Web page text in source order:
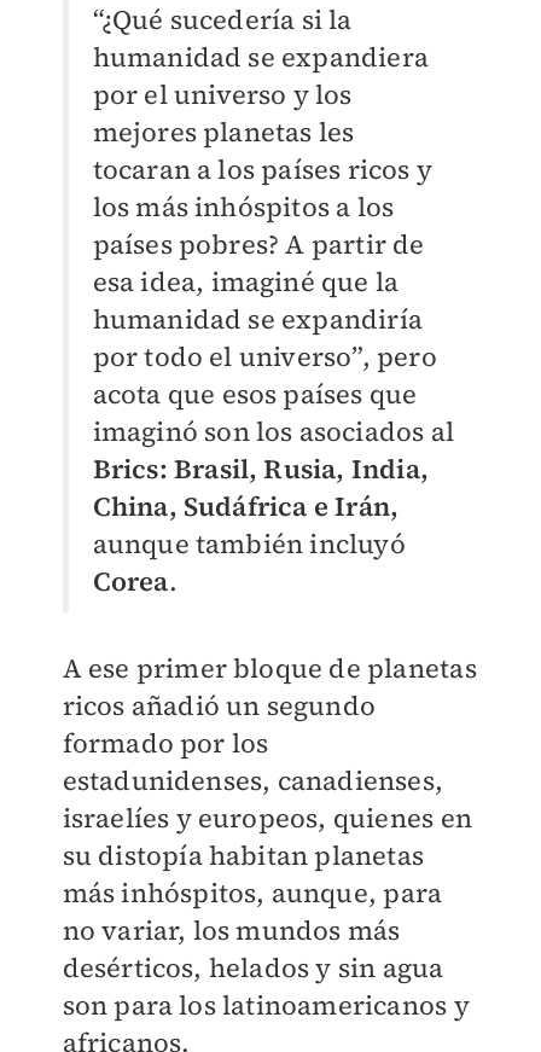
“¿Qué sucedería si la
humanidad se expandiera
por el universo y los
mejores planetas les
tocaran a los países ricos y
los más inhóspitos a los
países pobres? A partir de
esa idea, imaginé que la
humanidad se expandiría
por todo el universo”, pero
acota que esos países que
imaginó son los asociados al
Brics: Brasil, Rusia, India,
China, Sudáfrica e Irán,
aunque también incluyó
Corea.
A ese primer bloque de planetas
ricos añadió un segundo
formado por los
estadunidenses, canadienses,
israelíes y europeos, quienes en
su distopía habitan planetas
más inhóspitos, aunque, para
no variar, los mundos más
desérticos, helados y sin agua
son para los latinoamericanos y
africanos.